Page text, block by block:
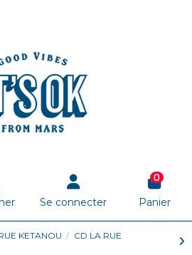
Se connecter
0
Panier
KETANOU
CD LA RUE